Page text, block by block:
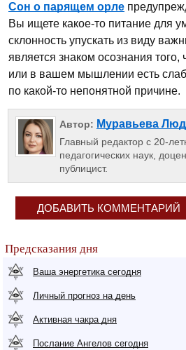
Сон о парящем орле
Вы ищете какое-то питание для
склонность упускать из виду
является знаком осознания
или в вашем мышлении есть
по какой-то непонятной причине.
Автор: Муравьева
Главный редактор с 20-
педагогических наук,
публицист.
ДОБАВИТЬ КОММЕНТАРИЙ
Предсказания дня
Ваша энергетика сегодня
Личный прогноз на день
Активная чакра дня
Послание Ангелов сегодня